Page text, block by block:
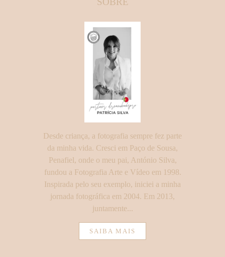
Desde criança, a fotografia sempre fez parte
da minha vida. Cresci em Paço de Sousa,
Penafiel, onde o meu pai, António Silva,
fundou a Fotografia Arte e Vídeo em 1998.
Inspirada pelo seu exemplo, iniciei a minha
jornada fotográfica em 2004. Em 2013,
juntamente...
SAIBA MAIS